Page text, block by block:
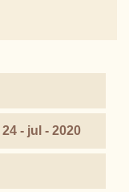
24 - jul - 2020